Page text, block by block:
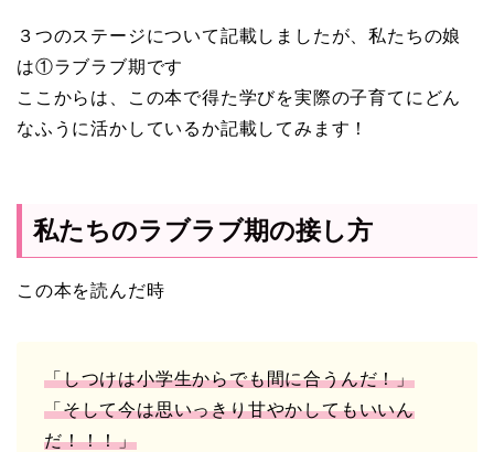
３つのステージについて記載しましたが、私たちの娘
は①ラブラブ期です
ここからは、この本で得た学びを実際の子育てにどん
なふうに活かしているか記載してみます！
私たちのラブラブ期の接し方
この本を読んだ時
「しつけは小学生からでも間に合うんだ！」
「そして今は思いっきり甘やかしてもいいん
だ！！！」